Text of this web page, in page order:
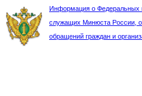
Информация о Федеральных
служащих Минюста России,
обращений граждан и